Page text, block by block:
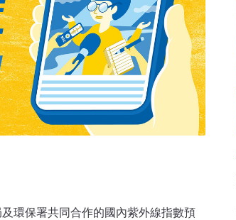
環保署共同合作的國內紫外線指數預